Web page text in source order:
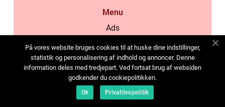
Menu
Ads
Cookies
Contact
Sitemap
På vores website bruges cookies til at huske dine indstillinger,
statistik og personalisering af indhold og annoncer. Denne
information deles med tredjepart. Ved fortsat brug af websiden
godkender du cookiepolitikken.
Ok Privatlivspolitik